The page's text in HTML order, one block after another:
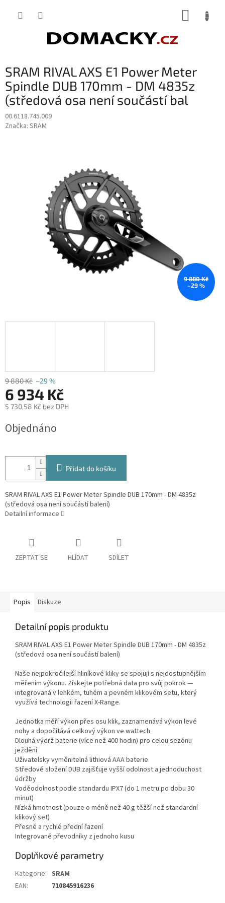
SRAM RIVAL AXS E1 Power Meter
Spindle DUB 170mm - DM 4835z
(středová osa není součástí bal
00.6118.745.009
Značka: SRAM
9 880 Kč
–29 %
9 880 Kč –29 %
6 934 Kč
5 730,58 Kč bez DPH
cena:
Objednáno
Přidat do košíku
SRAM RIVAL AXS E1 Power Meter Spindle DUB 170mm - DM 4835z
(středová osa není součástí balení)
Detailní informace
ZEPTAT SE HLÍDAT SDÍLET
Popis Diskuze
Detailní popis produktu
SRAM RIVAL AXS E1 Power Meter Spindle DUB 170mm - DM 4835z
(středová osa není součástí balení)
Naše nejpokročilejší hliníkové kliky se spojují s nejdostupnějším
měřením výkonu. Získejte potřebná data pro svůj pokrok —
integrovaná v lehkém, tuhém a pevném klikovém setu, který
využívá technologii řazení X-Range.
Jednotka měří výkon přes osu klik, zaznamenává výkon levé
nohy a dopočítává celkový výkon ve wattech
Dlouhá výdrž baterie (více než 400 hodin) pro celou sezónu
ježdění
Uživatelsky vyměnitelná lithiová AAA baterie
Středové složení DUB zajišťuje vyšší odolnost a jednoduchost
údržby
Voděodolnost podle standardu IPX7 (do 1 metru po dobu 30
minut)
Nízká hmotnost (pouze o méně než 40 g těžší než standardní
klikový set)
Přesné a rychlé přední řazení
Integrované převodníky z jednoho kusu
Doplňkové parametry
Kategorie: SRAM
EAN: 710845916236